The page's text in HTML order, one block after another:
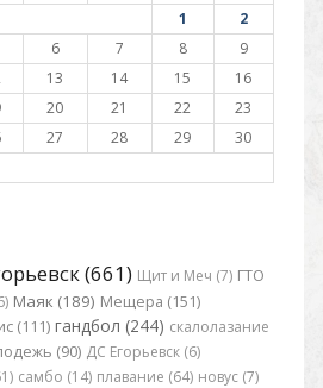
1
2
6 7 8
9
13 14 15
16
20 21 22
23
27 28 29
30
(661) Щит и Меч (7) ГТО
Маяк (189) Мещера (151)
(111) гандбол (244) скалолазание
(90) ДС Егорьевск (6)
самбо (14) плавание (64) новус (7)